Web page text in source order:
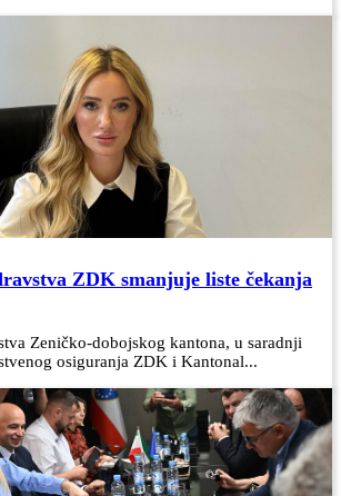
ZDK smanjuje liste čekanja
Zeničko-dobojskog kantona, u saradnji
osiguranja ZDK i Kantonal...